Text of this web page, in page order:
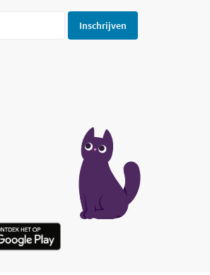
Inschrijven